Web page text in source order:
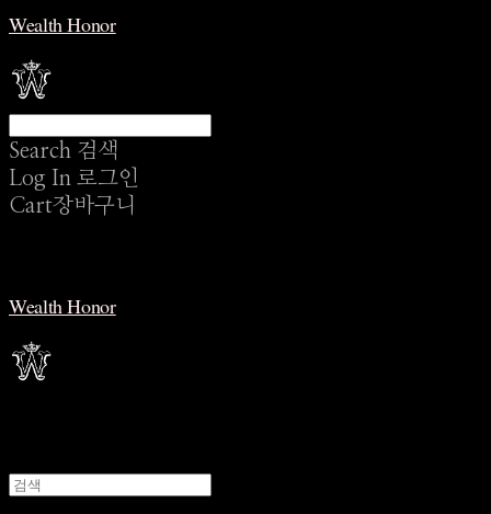
Wealth Honor
Search 검색
Log In 로그인
Cart장바구니
Wealth Honor